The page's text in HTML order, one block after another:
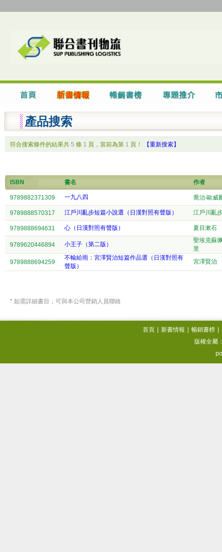
產品搜索
符合搜索條件的結果共 5 條 1 頁，當前為第 1 頁！ 【重新搜索】
ISBN 書名 作者
9789882371309 一九八四 喬治‧歐威
9789888570317 江戶川亂步短篇小說選（日漢對照有聲版） 江戶川亂
9789888694631 心（日漢對照有聲版） 夏目漱石
9789620446894 小王子（第二版）
聖埃克蘇
里
9789888694259
不輸給雨：宮澤賢治短篇作品選（日漢對照有
聲版）
宮澤賢治
* 如需詳細書目，可與本公司營銷人員聯絡
首頁 新書情報 暢銷書榜
版權全屬